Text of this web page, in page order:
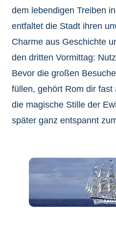
dem lebendigen Treiben
entfaltet die Stadt ihren
Charme aus Geschichte
den dritten Vormittag:
Bevor die großen
füllen, gehört Rom dir
die magische Stille der
später ganz entspannt